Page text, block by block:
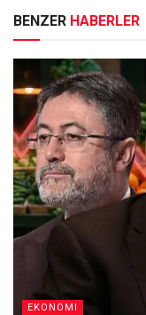
BENZER HABERLER
EKONOMI